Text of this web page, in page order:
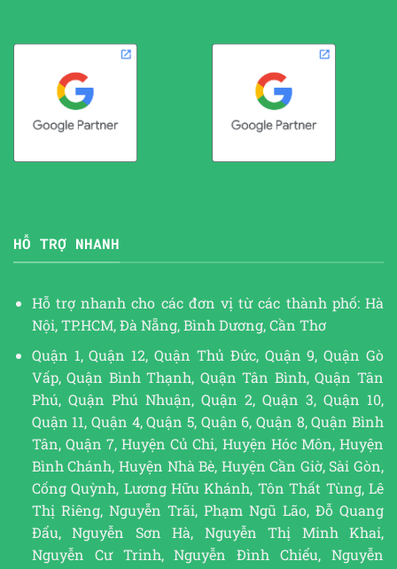
HỖ TRỢ NHANH
Hỗ trợ nhanh cho các đơn vị từ các thành phố: Hà
Nội, TP.HCM, Đà Nẵng, Bình Dương, Cần Thơ
Quận 1, Quận 12, Quận Thủ Đức, Quận 9, Quận Gò
Vấp, Quận Bình Thạnh, Quận Tân Bình, Quận Tân
Phú, Quận Phú Nhuận, Quận 2, Quận 3, Quận 10,
Quận 11, Quận 4, Quận 5, Quận 6, Quận 8, Quận Bình
Tân, Quận 7, Huyện Củ Chi, Huyện Hóc Môn, Huyện
Bình Chánh, Huyện Nhà Bè, Huyện Cần Giờ, Sài Gòn,
Cống Quỳnh, Lương Hữu Khánh, Tôn Thất Tùng, Lê
Thị Riêng, Nguyễn Trãi, Phạm Ngũ Lão, Đỗ Quang
Đẩu, Nguyễn Sơn Hà, Nguyễn Thị Minh Khai,
Nguyễn Cư Trinh, Nguyễn Đình Chiểu, Nguyễn